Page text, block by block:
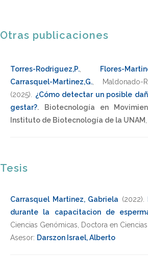
Otras publicaciones
Torres-Rodriguez,P. Flores-
Carrasquel-Martinez,G.
Maldonado-
(2025)
¿Cómo detectar un posible
gestar?.
Biotecnología en
Instituto de Biotecnología de la UNAM
Tesis
Carrasquel Martinez, Gabriela (2022)
durante la capacitacion de
Ciencias Genómicas
Doctora en
Asesor: Darszon Israel, Alberto